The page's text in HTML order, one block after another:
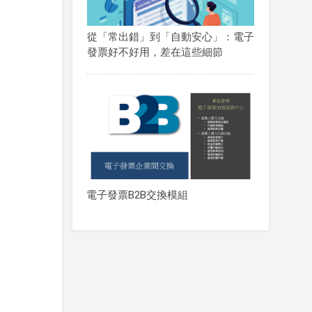
從「常出錯」到「自動安心」：電子
發票好不好用，差在這些細節
電子發票B2B交換模組